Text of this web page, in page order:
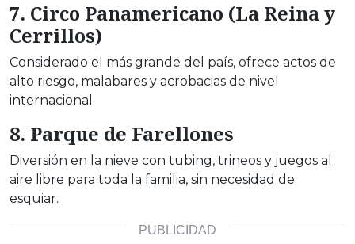
7. Circo Panamericano (La Reina y
Cerrillos)
Considerado el más grande del país, ofrece actos de
alto riesgo, malabares y acrobacias de nivel
internacional.
8. Parque de Farellones
Diversión en la nieve con tubing, trineos y juegos al
aire libre para toda la familia, sin necesidad de
esquiar.